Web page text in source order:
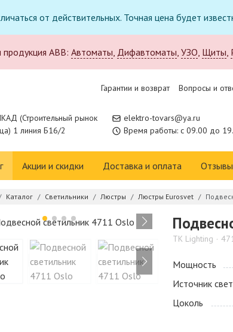
от действительных. Точная цена будет
продукция ABB: Автоматы, Дифавтоматы, УЗО, Щиты,
Гарантии и возврат Вопросы и
(Строительный рынок
1 линия Б16/2
elektro-tovars@ya.ru
Время работы: с 09.00 до
Акции и скидки Доставка и оплата Отзывы
Каталог Светильники Люстры Люстры Eurosvet
TK Lighting
Мощность
Источник
Цоколь